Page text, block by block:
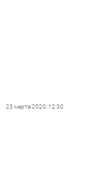
23 марта 2020, 12:30